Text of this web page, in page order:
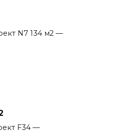
N7 134 м2 —
F34 —